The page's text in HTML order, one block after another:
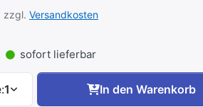
zzgl. Versandkosten
sofort lieferbar
1 In den Warenkorb